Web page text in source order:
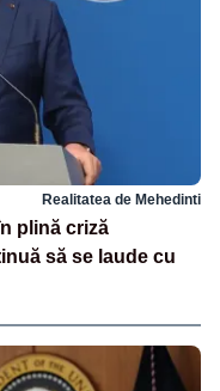
Realitatea de Mehedinti
plină criză
să se laude cu